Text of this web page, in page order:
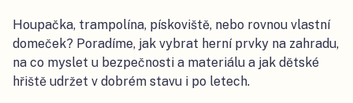
Houpačka, trampolína, pískoviště, nebo rovnou vlastní
domeček? Poradíme, jak vybrat herní prvky na zahradu,
na co myslet u bezpečnosti a materiálu a jak dětské
hřiště udržet v dobrém stavu i po letech.